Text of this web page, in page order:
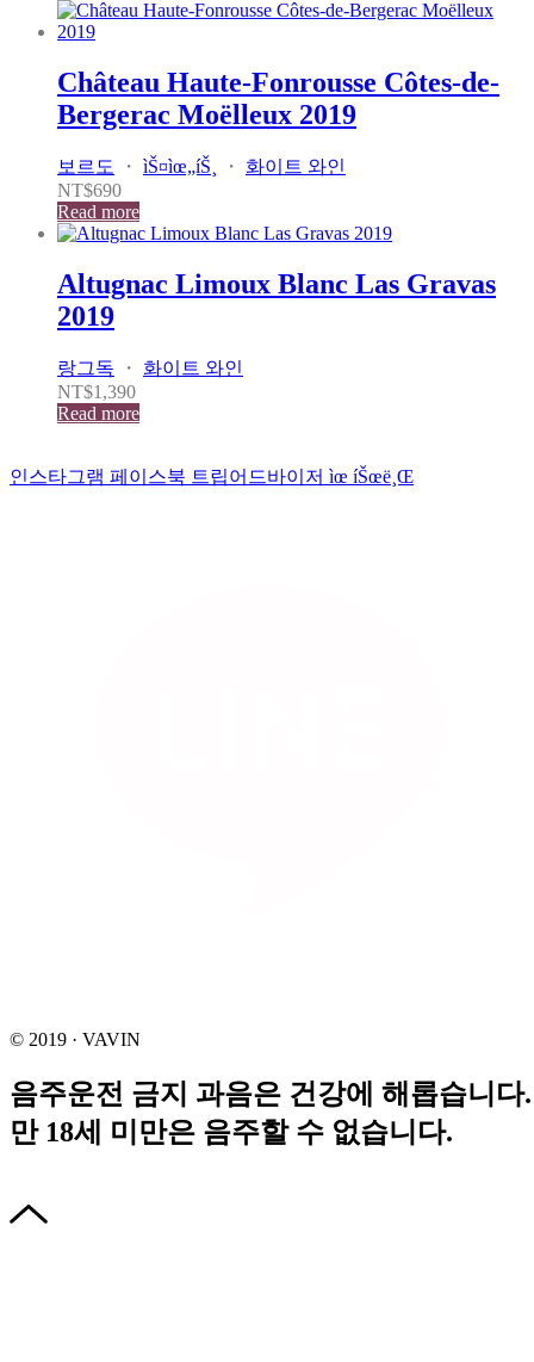
Château Haute-Fonrousse Côtes-de-
Bergerac Moëlleux 2019
보르도 ・ ìŠ¤ìœ„íŠ¸ ・ 화이트 와인
NT$690
Read more
Altugnac Limoux Blanc Las Gravas
2019
랑그독 ・ 화이트 와인
NT$1,390
Read more
인스타그램 페이스북 트립어드바이저 ìœ íŠœë¸Œ
© 2019 · VAVIN
음주운전 금지 과음은 건강에 해롭습니다.
만 18세 미만은 음주할 수 없습니다.